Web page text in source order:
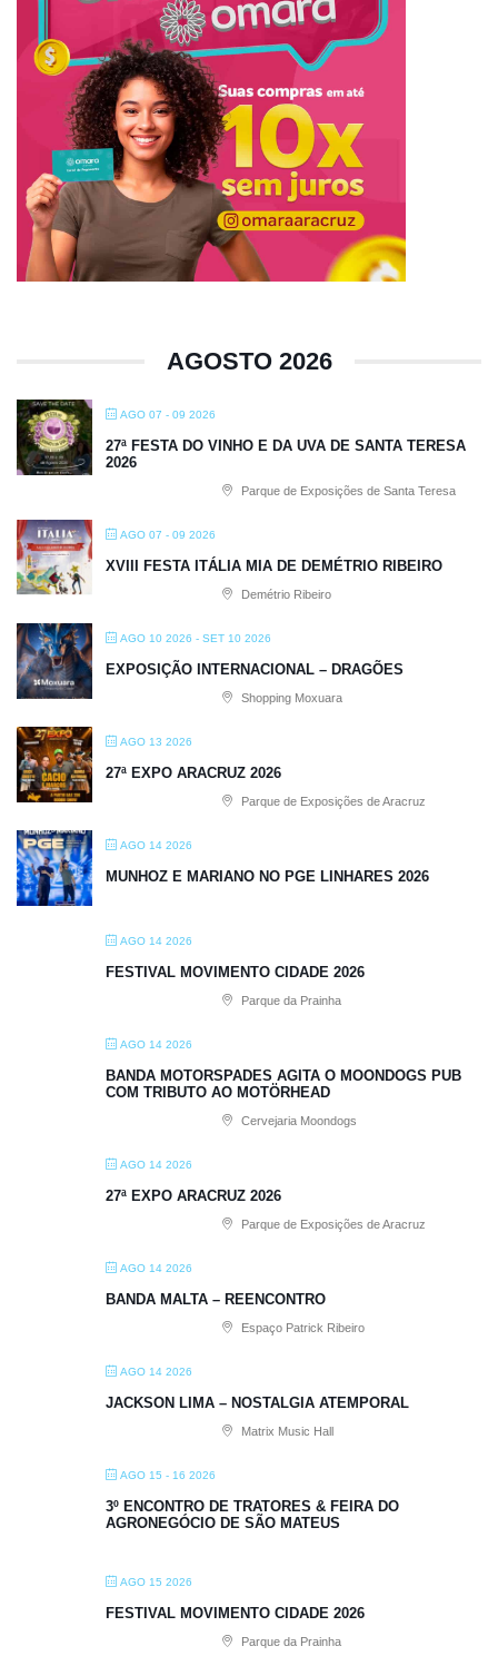
AGOSTO 2026
AGO 07 - 09 2026
27ª FESTA DO VINHO E DA UVA DE SANTA TERESA
2026
Parque de Exposições de Santa Teresa
AGO 07 - 09 2026
XVIII FESTA ITÁLIA MIA DE DEMÉTRIO RIBEIRO
Demétrio Ribeiro
AGO 10 2026 - SET 10 2026
EXPOSIÇÃO INTERNACIONAL – DRAGÕES
Shopping Moxuara
AGO 13 2026
27ª EXPO ARACRUZ 2026
Parque de Exposições de Aracruz
AGO 14 2026
MUNHOZ E MARIANO NO PGE LINHARES 2026
AGO 14 2026
FESTIVAL MOVIMENTO CIDADE 2026
Parque da Prainha
AGO 14 2026
BANDA MOTORSPADES AGITA O MOONDOGS PUB
COM TRIBUTO AO MOTÖRHEAD
Cervejaria Moondogs
AGO 14 2026
27ª EXPO ARACRUZ 2026
Parque de Exposições de Aracruz
AGO 14 2026
BANDA MALTA – REENCONTRO
Espaço Patrick Ribeiro
AGO 14 2026
JACKSON LIMA – NOSTALGIA ATEMPORAL
Matrix Music Hall
AGO 15 - 16 2026
3º ENCONTRO DE TRATORES & FEIRA DO
AGRONEGÓCIO DE SÃO MATEUS
AGO 15 2026
FESTIVAL MOVIMENTO CIDADE 2026
Parque da Prainha